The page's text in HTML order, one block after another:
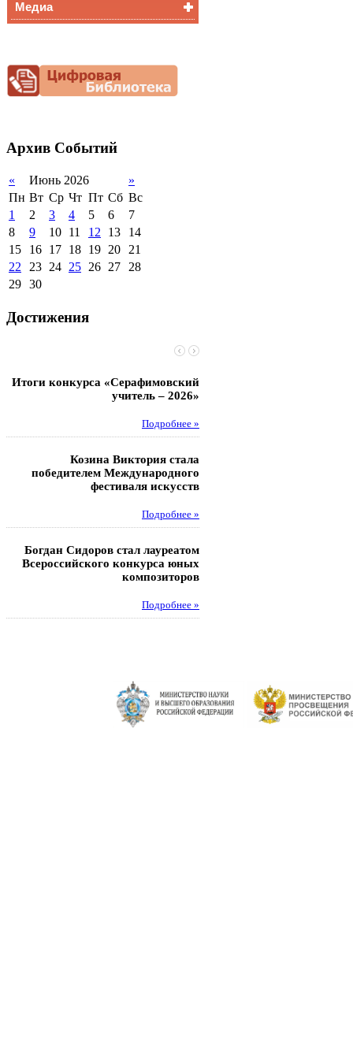
Снижение
документационной
нагрузки
Медиа
Архив Событий
« Июнь 2026
»
Пн Вт Ср Чт Пт Сб Вс
1
2 3 4 5 6
7
8
9 10 11 12 13
14
15
16 17 18 19 20 21
22 23 24 25 26 27 28
29 30
Достижения
Итоги конкурса «Серафимовский
учитель – 2026»
Подробнее »
Козина Виктория стала
победителем Международного
фестиваля искусств
Подробнее »
Богдан Сидоров стал лауреатом
Всероссийского конкурса юных
композиторов
Подробнее »